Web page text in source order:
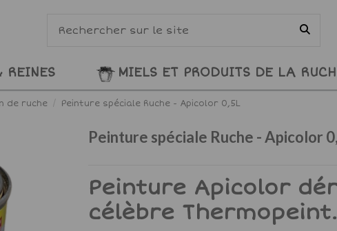
REINES MIELS ET PRODUITS DE LA
de ruche Peinture spéciale Ruche - Apicolor 0,5L
Peinture spéciale Ruche - Apicolor
Peinture Apicolor
célèbre Thermopeint.